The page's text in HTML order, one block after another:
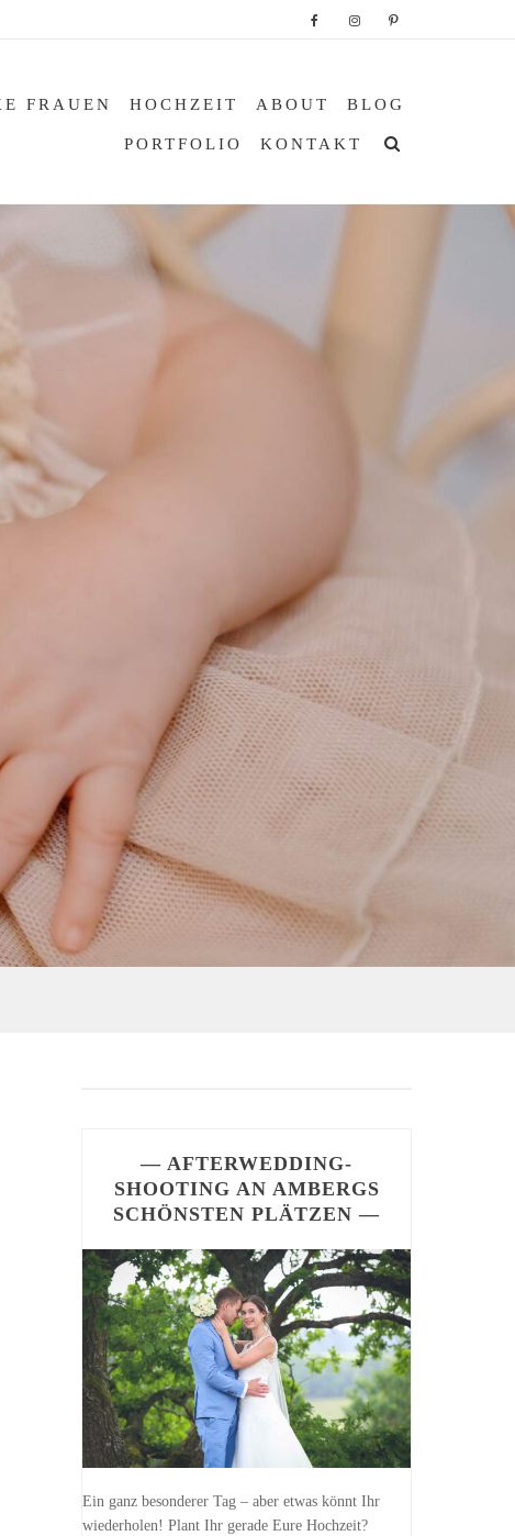
FRAUEN HOCHZEIT ABOUT BLOG
PORTFOLIO KONTAKT
— AFTERWEDDING-
SHOOTING AN AMBERGS
SCHÖNSTEN PLÄTZEN —
Ein ganz besonderer Tag – aber etwas könnt Ihr
wiederholen! Plant Ihr gerade Eure Hochzeit?